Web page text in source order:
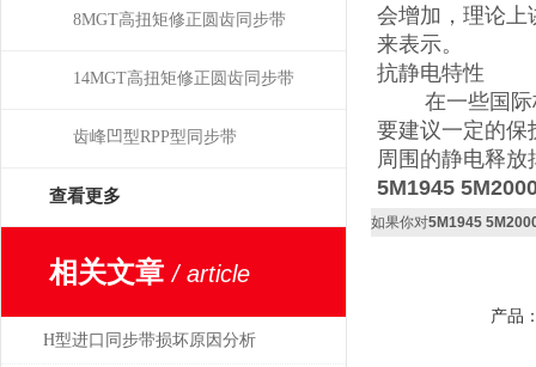
8MGT高扭矩修正圆齿同步带
14MGT高扭矩修正圆齿同步带
齿峰凹型RPP型同步带
查看更多
相关文章/ article
H型进口同步带损坏原因分析
会增加，理论上
来表示。
抗静电特性
在一些国际标
要建议一定的保
周围的静电释放
5M1945
如果你对5M1945
产品